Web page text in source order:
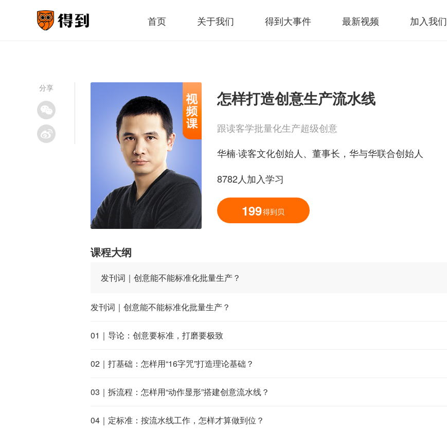
首页 关于我们 得到大事件 最新视频 加入我们
分享
怎样打造创意生产流水线
跟读客学批量化生产超级创意
华楠·读客文化创始人、董事长，华与华联合创始人
8782人加入学习
199得到贝
课程大纲
发刊词｜创意能不能标准化批量生产？
发刊词｜创意能不能标准化批量生产？
01｜导论：创意要标准，打磨要极致
02｜打基础：怎样用“16字咒”打造理论基础？
03｜拆流程：怎样用“动作显形”搭建创意流水线？
04｜定标准：按流水线工作，怎样才算做到位？